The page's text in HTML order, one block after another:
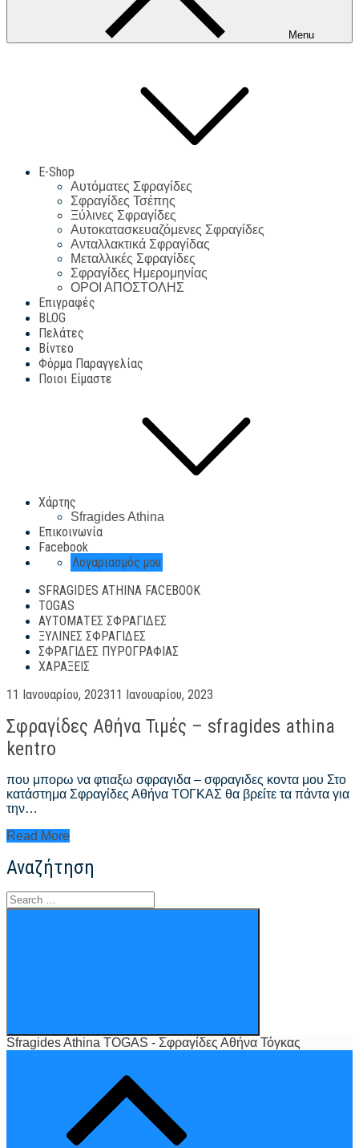
Menu
E-Shop
Αυτόματες Σφραγίδες
Σφραγίδες Τσέπης
Ξύλινες Σφραγίδες
Αυτοκατασκευαζόμενες Σφραγίδες
Ανταλλακτικά Σφραγίδας
Μεταλλικές Σφραγίδες
Σφραγίδες Ημερομηνίας
ΟΡΟΙ ΑΠΟΣΤΟΛΗΣ
Επιγραφές
BLOG
Πελάτες
Βίντεο
Φόρμα Παραγγελίας
Ποιοι Είμαστε
Χάρτης
Sfragides Athina
Επικοινωνία
Facebook
Λογαριασμός μου
SFRAGIDES ATHINA FACEBOOK
TOGAS
ΑΥΤΌΜΑΤΕΣ ΣΦΡΑΓΊΔΕΣ
ΞΎΛΙΝΕΣ ΣΦΡΑΓΊΔΕΣ
ΣΦΡΑΓΊΔΕΣ ΠΥΡΟΓΡΑΦΊΑΣ
ΧΑΡΆΞΕΙΣ
Posted
11 Ιανουαρίου, 202311 Ιανουαρίου, 2023
Σφραγίδες Αθήνα Τιμές – sfragides athina
kentro
που μπορω να φτιαξω σφραγιδα – σφραγιδες κοντα μου Στο
κατάστημα Σφραγίδες Αθήνα ΤΟΓΚΑΣ θα βρείτε τα πάντα για
την…
Σφραγίδες
Τιμές
–
sfragides
athina
Read More
Αναζήτηση
Search
for:
Sfragides Athina TOGAS - Σφραγίδες Αθήνα Τόγκας